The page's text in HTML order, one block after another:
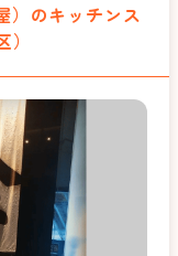
）のキッチンス